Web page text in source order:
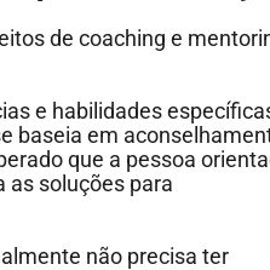
de coaching e
e habilidades
baseia em
que a pessoa
as soluções para
não precisa ter